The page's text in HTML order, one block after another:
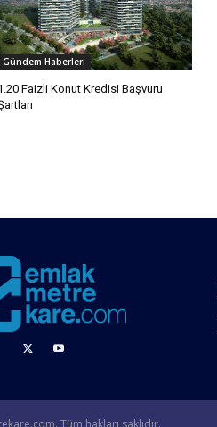
Gündem Haberleri
Faizli Konut Kredisi Başvuru
Tüm hakları saklıdır.